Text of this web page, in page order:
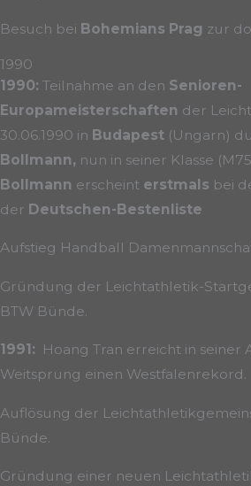
Besuch bei Bohemians Prag zur
1990
1990: Teilnahme an den Senioren-
Europameisterschaften der
30.06.1990 in Budapest (Ungarn)
Bollmann, nun in seiner Klasse (M75
Bollmann erscheint erstmals bei
der Deutschen-Bestenliste
Aufstieg Handball
Gründung der Leichtathletik-
BTW Bünde.
1991: Hoang Tran erreicht in seiner
Weitsprung einen Westfalenrekord.
Auflösung der
Bünde.
Gründung einer neuen